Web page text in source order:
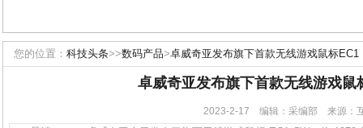
您的位置： 科技头条>>数码产品>卓威奇亚发布旗下首款无线游戏鼠标EC1
卓威奇亚发布旗下首款无线游戏鼠
2023-2-17 编辑：采编部 来源